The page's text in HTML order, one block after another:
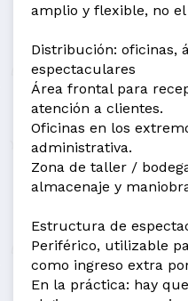
amplio y flexible, no
Distribución: oficinas,
espectaculares
Área frontal para
atención a clientes.
Oficinas en los
administrativa.
Zona de taller /
almacenaje y
Estructura de
Periférico, utilizable
como ingreso extra
En la práctica: hay